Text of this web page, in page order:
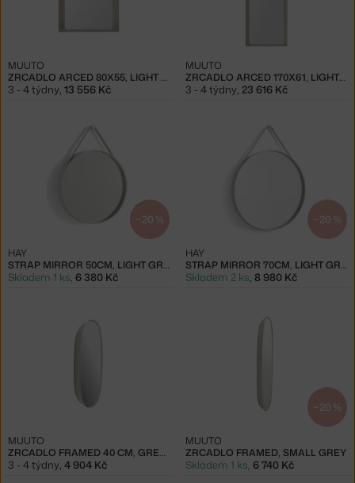
ZRCADLO ARCED 80X55, LIGHT GREY
MUUTO
3 - 4 týdny, 13 556 Kč
ZRCADLO ARCED 170X61, LIGHT GREY
MUUTO
3 - 4 týdny, 23 616 Kč
−20 %
STRAP MIRROR 50CM, LIGHT GREY
HAY
Skladem 1 ks, 6 380 Kč
−20 %
STRAP MIRROR 70CM, LIGHT GREY
HAY
Skladem 2 ks, 8 980 Kč
ZRCADLO FRAMED 40 CM, GREY/CLEAR
MUUTO
3 - 4 týdny, 4 904 Kč
−20 %
ZRCADLO FRAMED, SMALL GREY
MUUTO
Skladem 1 ks, 6 740 Kč